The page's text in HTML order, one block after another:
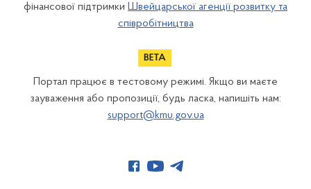
фінансової підтримки Швейцарської агенції розвитку та
співробітництва
Портал працює в тестовому режимі. Якщо ви маєте
зауваження або пропозиції, будь ласка, напишіть нам:
support@kmu.gov.ua